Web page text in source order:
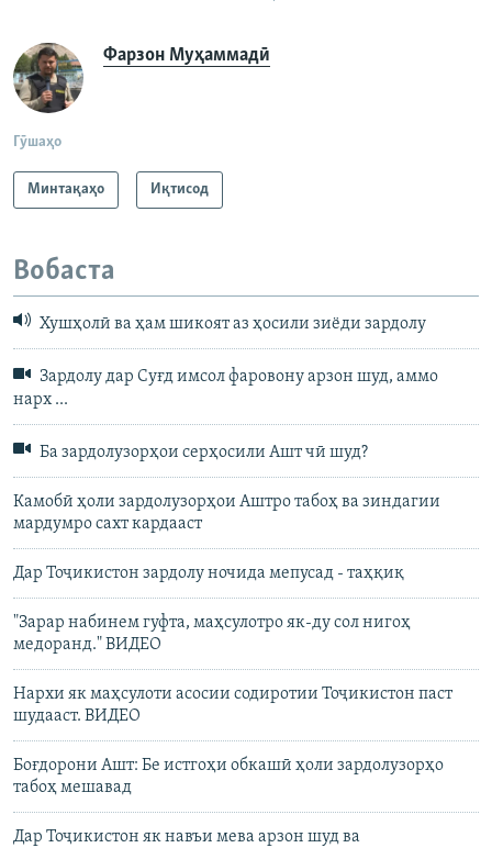
Фарзон Муҳаммадӣ
Гӯшаҳо
Минтақаҳо Иқтисод
Вобаста
Хушҳолӣ ва ҳам шикоят аз ҳосили зиёди зардолу
Зардолу дар Суғд имсол фаровону арзон шуд, аммо
нарх ...
Ба зардолузорҳои серҳосили Ашт чӣ шуд?
Камобӣ ҳоли зардолузорҳои Аштро табоҳ ва зиндагии
мардумро сахт кардааст
Дар Тоҷикистон зардолу ночида мепусад - таҳқиқ
"Зарар набинем гуфта, маҳсулотро як-ду сол нигоҳ
медоранд." ВИДЕО
Нархи як маҳсулоти асосии содиротии Тоҷикистон паст
шудааст. ВИДЕО
Боғдорони Ашт: Бе истгоҳи обкашӣ ҳоли зардолузорҳо
табоҳ мешавад
Дар Тоҷикистон як навъи мева арзон шуд ва